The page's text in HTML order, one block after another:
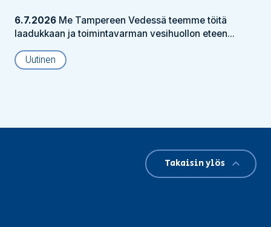
6.7.2026 Me Tampereen Vedessä teemme töitä
laadukkaan ja toimintavarman vesihuollon eteen...
Uutinen
Takaisin ylös